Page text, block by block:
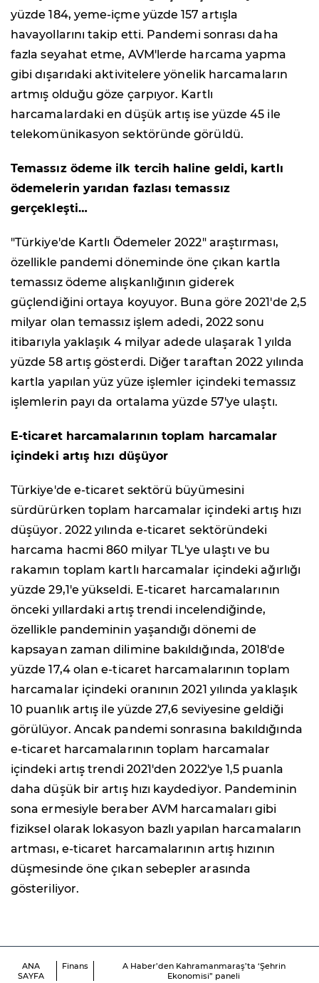
yüzde 184, yeme-içme yüzde 157 artışla
havayollarını takip etti. Pandemi sonrası daha
fazla seyahat etme, AVM'lerde harcama yapma
gibi dışarıdaki aktivitelere yönelik harcamaların
artmış olduğu göze çarpıyor. Kartlı
harcamalardaki en düşük artış ise yüzde 45 ile
telekomünikasyon sektöründe görüldü.
Temassız ödeme ilk tercih haline geldi, kartlı
ödemelerin yarıdan fazlası temassız
gerçekleşti…
"Türkiye'de Kartlı Ödemeler 2022" araştırması,
özellikle pandemi döneminde öne çıkan kartla
temassız ödeme alışkanlığının giderek
güçlendiğini ortaya koyuyor. Buna göre 2021'de 2,5
milyar olan temassız işlem adedi, 2022 sonu
itibarıyla yaklaşık 4 milyar adede ulaşarak 1 yılda
yüzde 58 artış gösterdi. Diğer taraftan 2022 yılında
kartla yapılan yüz yüze işlemler içindeki temassız
işlemlerin payı da ortalama yüzde 57'ye ulaştı.
E-ticaret harcamalarının toplam harcamalar
içindeki artış hızı düşüyor
Türkiye'de e-ticaret sektörü büyümesini
sürdürürken toplam harcamalar içindeki artış hızı
düşüyor. 2022 yılında e-ticaret sektöründeki
harcama hacmi 860 milyar TL'ye ulaştı ve bu
rakamın toplam kartlı harcamalar içindeki ağırlığı
yüzde 29,1'e yükseldi. E-ticaret harcamalarının
önceki yıllardaki artış trendi incelendiğinde,
özellikle pandeminin yaşandığı dönemi de
kapsayan zaman dilimine bakıldığında, 2018'de
yüzde 17,4 olan e-ticaret harcamalarının toplam
harcamalar içindeki oranının 2021 yılında yaklaşık
10 puanlık artış ile yüzde 27,6 seviyesine geldiği
görülüyor. Ancak pandemi sonrasına bakıldığında
e-ticaret harcamalarının toplam harcamalar
içindeki artış trendi 2021'den 2022'ye 1,5 puanla
daha düşük bir artış hızı kaydediyor. Pandeminin
sona ermesiyle beraber AVM harcamaları gibi
fiziksel olarak lokasyon bazlı yapılan harcamaların
artması, e-ticaret harcamalarının artış hızının
düşmesinde öne çıkan sebepler arasında
gösteriliyor.
ANA
SAYFA
Finans
A Haber’den Kahramanmaraş’ta ‘Şehrin
Ekonomisi” paneli